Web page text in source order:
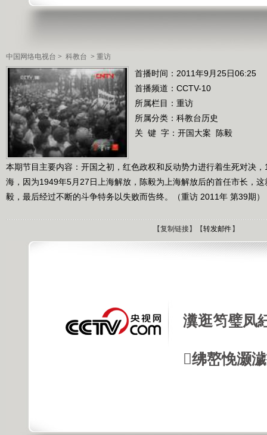
中国网络电视台 > 科教台 > 重访
首播时间：2011年9月25日06:25
首播频道： CCTV-10
所属栏目： 重访
所属分类：科教台历史
关 键 字： 开国大案 陈毅
本期节目主要内容：开国之初，红色政权和反动势力进行着生死对决
海，因为1949年5月27日上海解放，陈毅为上海解放后的首任市长，
毅，最后经过不断的斗争特务以失败而告终。（重访 2011年 第39期）
【复制链接】【转发邮件 】
瀵逛笉璧凤
绋嶅悗灏